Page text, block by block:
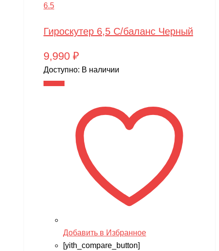
6.5
Гироскутер 6,5 С/баланс Черный
9,990 ₽
Доступно: В наличии
Добавить в Избранное
[yith_compare_button]